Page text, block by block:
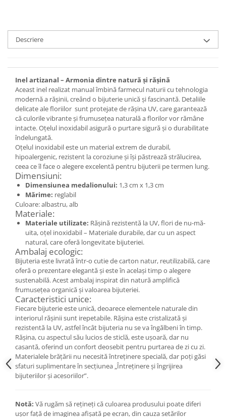
Colier / Pandantiv
Cercei
Mărgele / talisman
Accesorii păr
Bijuterii din Floarea de colț
Colier / Pandantiv
Cercei
Suport bijuterii
Bijuterii cu cristale naturale
Colier / Pandantiv
Cercei
Brățară
Set bijuterii
Bijuterii din lemn
Colier / Pandantiv
Cercei
Set bijuterii
Brățară
Bijuterii fără metal
Brățară
Bijuterii - Alte
Suport bijuterii
Semn de carte
Accesorii
Produse zero waste
Descriere
Inel artizanal – Armonia dintre natură și rășină
Aceast inel realizat manual îmbină farmecul naturii cu tehnologia
modernă a rășinii, creând o bijuterie unică și fascinantă. Detaliile
delicate ale floriilor sunt protejate de rășina UV, care garantează
că culorile vibrante și frumusețea naturală a florilor vor rămâne
intacte. Oțelul inoxidabil asigură o purtare sigură și o durabilitate
îndelungată.
Oțelul inoxidabil este un material extrem de durabil,
hipoalergenic, rezistent la coroziune și își păstrează strălucirea,
ceea ce îl face o alegere excelentă pentru bijuterii pe termen lung.
Dimensiuni:
Dimensiunea medalionului: 1,3 cm x 1,3 cm
Mărime: reglabil
Culoare: albastru, alb
Materiale:
Materiale utilizate: Rășină rezistentă la UV, flori de nu-mă-
uita, oțel inoxidabil – Materiale durabile, dar cu un aspect
natural, care oferă longevitate bijuteriei.
Ambalaj ecologic:
Bijuteria este livrată într-o cutie de carton natur, reutilizabilă, care
oferă o prezentare elegantă și este în același timp o alegere
sustenabilă. Acest ambalaj inspirat din natură amplifică
frumusețea organică și valoarea bijuteriei.
Caracteristici unice:
Fiecare bijuterie este unică, deoarece elementele naturale din
interiorul rășinii sunt irepetabile. Rășina este cristalizată și
rezistentă la UV, astfel încât bijuteria nu se va îngălbeni în timp.
Rășina, cu aspectul său lucios de sticlă, este ușoară, dar nu
casantă, oferind un confort deosebit pentru purtarea de zi cu zi.
Materialele brățării nu necesită întreținere specială, dar poți găsi
sfaturi suplimentare în secțiunea „Întreținere și îngrijirea
bijuteriilor și acesoriilor”.
Notă: Vă rugăm să rețineți că culoarea produsului poate diferi
ușor față de imaginea afișată pe ecran, din cauza setărilor